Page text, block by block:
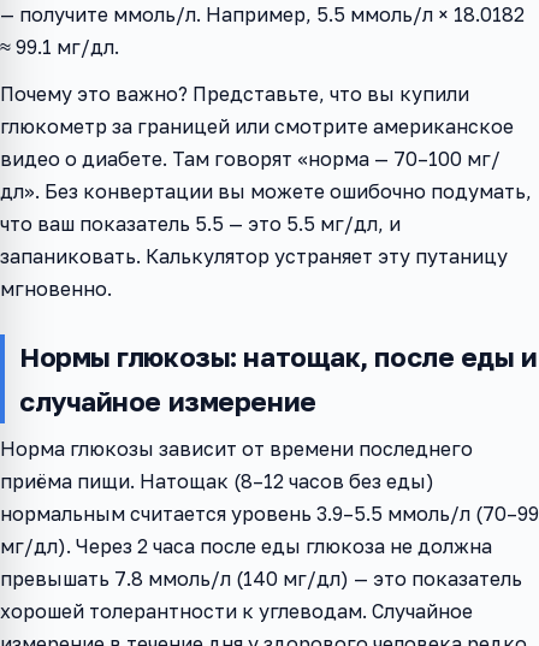
— получите ммоль/л. Например, 5.5 ммоль/л × 18.0182
≈ 99.1 мг/дл.
Почему это важно? Представьте, что вы купили
глюкометр за границей или смотрите американское
видео о диабете. Там говорят «норма — 70–100 мг/
дл». Без конвертации вы можете ошибочно подумать,
что ваш показатель 5.5 — это 5.5 мг/дл, и
запаниковать. Калькулятор устраняет эту путаницу
мгновенно.
Нормы глюкозы: натощак, после еды и
случайное измерение
Норма глюкозы зависит от времени последнего
приёма пищи. Натощак (8–12 часов без еды)
нормальным считается уровень 3.9–5.5 ммоль/л (70–99
мг/дл). Через 2 часа после еды глюкоза не должна
превышать 7.8 ммоль/л (140 мг/дл) — это показатель
хорошей толерантности к углеводам. Случайное